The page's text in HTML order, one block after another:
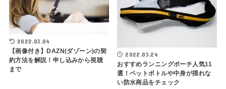
2022.03.04
【画像付き】DAZN(ダゾーン)の契
約方法を解説！申し込みから視聴
まで
2022.03.24
おすすめランニングポーチ人気11
選！ペットボトルや中身が揺れな
い防水商品をチェック